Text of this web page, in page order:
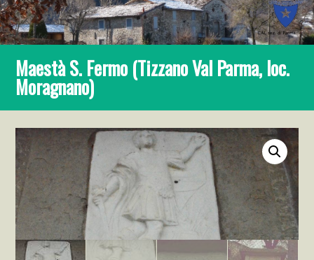
Maestà S. Fermo (Tizzano Val Parma, loc.
Moragnano)